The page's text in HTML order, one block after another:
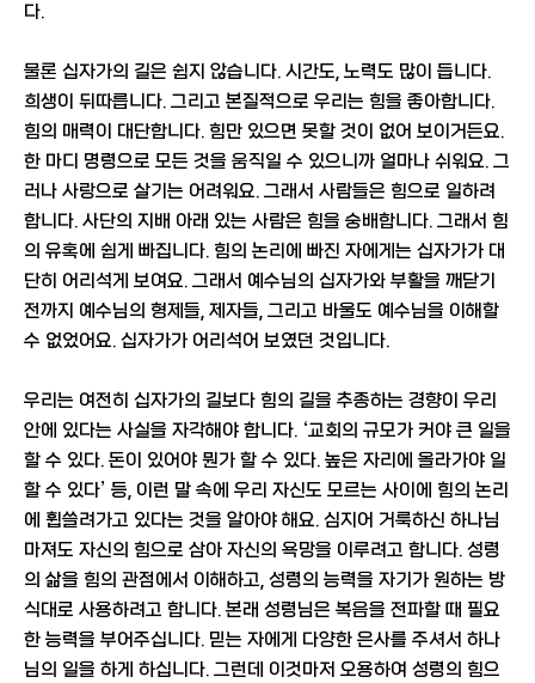
다.
물론 십자가의 길은 쉽지 않습니다. 시간도, 노력도 많이 듭니다.
희생이 뒤따릅니다. 그리고 본질적으로 우리는 힘을 좋아합니다.
힘의 매력이 대단합니다. 힘만 있으면 못할 것이 없어 보이거든요.
한 마디 명령으로 모든 것을 움직일 수 있으니까 얼마나 쉬워요. 그
러나 사랑으로 살기는 어려워요. 그래서 사람들은 힘으로 일하려
합니다. 사단의 지배 아래 있는 사람은 힘을 숭배합니다. 그래서 힘
의 유혹에 쉽게 빠집니다. 힘의 논리에 빠진 자에게는 십자가가 대
단히 어리석게 보여요. 그래서 예수님의 십자가와 부활을 깨닫기
전까지 예수님의 형제들, 제자들, 그리고 바울도 예수님을 이해할
수 없었어요. 십자가가 어리석어 보였던 것입니다.
우리는 여전히 십자가의 길보다 힘의 길을 추종하는 경향이 우리
안에 있다는 사실을 자각해야 합니다. ‘교회의 규모가 커야 큰 일을
할 수 있다. 돈이 있어야 뭔가 할 수 있다. 높은 자리에 올라가야 일
할 수 있다’ 등, 이런 말 속에 우리 자신도 모르는 사이에 힘의 논리
에 휩쓸려가고 있다는 것을 알아야 해요. 심지어 거룩하신 하나님
마져도 자신의 힘으로 삼아 자신의 욕망을 이루려고 합니다. 성령
의 삶을 힘의 관점에서 이해하고, 성령의 능력을 자기가 원하는 방
식대로 사용하려고 합니다. 본래 성령님은 복음을 전파할 때 필요
한 능력을 부어주십니다. 믿는 자에게 다양한 은사를 주셔서 하나
님의 일을 하게 하십니다. 그런데 이것마저 오용하여 성령의 힘으